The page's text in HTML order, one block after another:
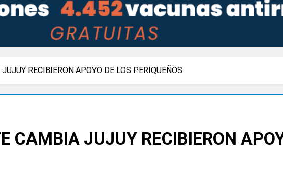
RECIBIERON APOYO DE LOS PERIQUEÑOS
CAMBIA JUJUY RECIBIERON